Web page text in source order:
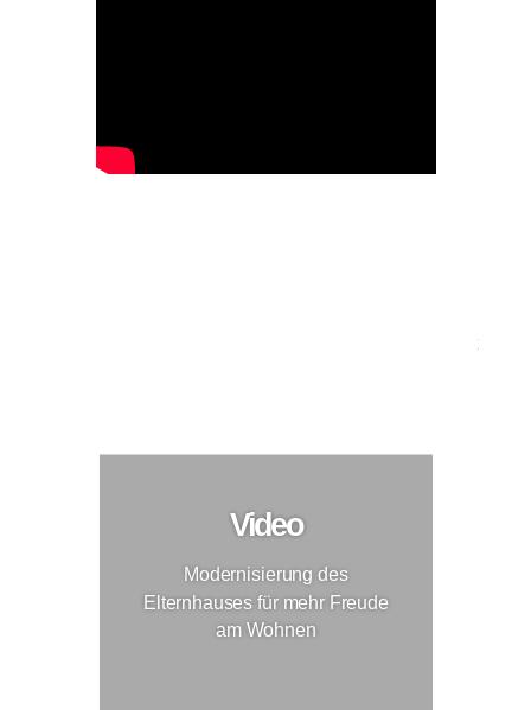
Video
Modernisierung des
Elternhauses für mehr Freude
am Wohnen